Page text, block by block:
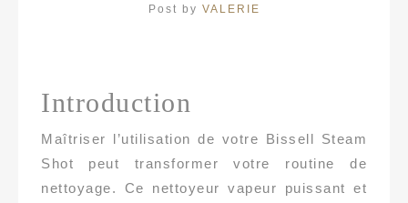
Post by VALERIE
Introduction
Maîtriser l’utilisation de votre Bissell Steam
Shot peut transformer votre routine de
nettoyage. Ce nettoyeur vapeur puissant et